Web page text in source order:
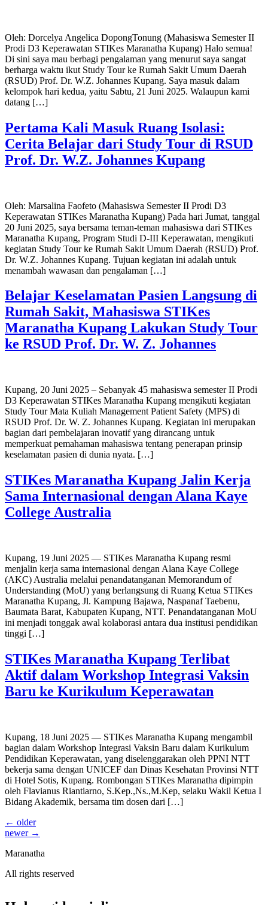
Oleh: Dorcelya Angelica DopongTonung (Mahasiswa Semester II
Prodi D3 Keperawatan STIKes Maranatha Kupang) Halo semua!
Di sini saya mau berbagi pengalaman yang menurut saya sangat
berharga waktu ikut Study Tour ke Rumah Sakit Umum Daerah
(RSUD) Prof. Dr. W.Z. Johannes Kupang. Saya masuk dalam
kelompok hari kedua, yaitu Sabtu, 21 Juni 2025. Walaupun kami
datang […]
Pertama Kali Masuk Ruang Isolasi:
Cerita Belajar dari Study Tour di RSUD
Prof. Dr. W.Z. Johannes Kupang
Oleh: Marsalina Faofeto (Mahasiswa Semester II Prodi D3
Keperawatan STIKes Maranatha Kupang) Pada hari Jumat, tanggal
20 Juni 2025, saya bersama teman-teman mahasiswa dari STIKes
Maranatha Kupang, Program Studi D-III Keperawatan, mengikuti
kegiatan Study Tour ke Rumah Sakit Umum Daerah (RSUD) Prof.
Dr. W.Z. Johannes Kupang. Tujuan kegiatan ini adalah untuk
menambah wawasan dan pengalaman […]
Belajar Keselamatan Pasien Langsung di
Rumah Sakit, Mahasiswa STIKes
Maranatha Kupang Lakukan Study Tour
ke RSUD Prof. Dr. W. Z. Johannes
Kupang, 20 Juni 2025 – Sebanyak 45 mahasiswa semester II Prodi
D3 Keperawatan STIKes Maranatha Kupang mengikuti kegiatan
Study Tour Mata Kuliah Management Patient Safety (MPS) di
RSUD Prof. Dr. W. Z. Johannes Kupang. Kegiatan ini merupakan
bagian dari pembelajaran inovatif yang dirancang untuk
memperkuat pemahaman mahasiswa tentang penerapan prinsip
keselamatan pasien di dunia nyata. […]
STIKes Maranatha Kupang Jalin Kerja
Sama Internasional dengan Alana Kaye
College Australia
Kupang, 19 Juni 2025 — STIKes Maranatha Kupang resmi
menjalin kerja sama internasional dengan Alana Kaye College
(AKC) Australia melalui penandatanganan Memorandum of
Understanding (MoU) yang berlangsung di Ruang Ketua STIKes
Maranatha Kupang, Jl. Kampung Bajawa, Naspanaf Taebenu,
Baumata Barat, Kabupaten Kupang, NTT. Penandatanganan MoU
ini menjadi tonggak awal kolaborasi antara dua institusi pendidikan
tinggi […]
STIKes Maranatha Kupang Terlibat
Aktif dalam Workshop Integrasi Vaksin
Baru ke Kurikulum Keperawatan
Kupang, 18 Juni 2025 — STIKes Maranatha Kupang mengambil
bagian dalam Workshop Integrasi Vaksin Baru dalam Kurikulum
Pendidikan Keperawatan, yang diselenggarakan oleh PPNI NTT
bekerja sama dengan UNICEF dan Dinas Kesehatan Provinsi NTT
di Hotel Sotis, Kupang. Rombongan STIKes Maranatha dipimpin
oleh Flavianus Riantiarno, S.Kep.,Ns.,M.Kep, selaku Wakil Ketua I
Bidang Akademik, bersama tim dosen dari […]
← older
newer →
Maranatha
All rights reserved